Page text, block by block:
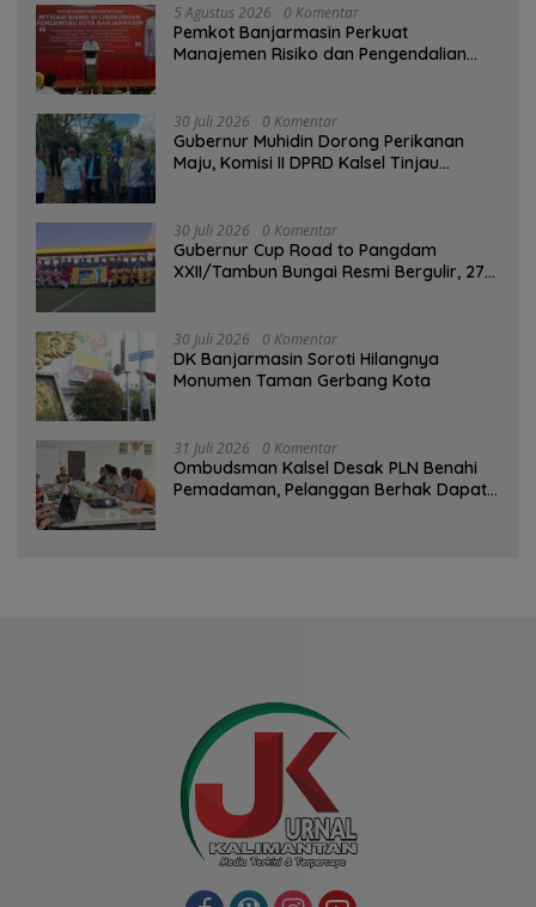
5 Agustus 2026 0 Komentar
Pemkot Banjarmasin Perkuat
Manajemen Risiko dan Pengendalian
30 Juli 2026 0 Komentar
Gubernur Muhidin Dorong Perikanan
Maju, Komisi II DPRD Kalsel Tinjau
30 Juli 2026 0 Komentar
Gubernur Cup Road to Pangdam
XXII/Tambun Bungai Resmi Bergulir, 27
30 Juli 2026 0 Komentar
DK Banjarmasin Soroti Hilangnya
Monumen Taman Gerbang Kota
31 Juli 2026 0 Komentar
Ombudsman Kalsel Desak PLN Benahi
Pemadaman, Pelanggan Berhak Dapat